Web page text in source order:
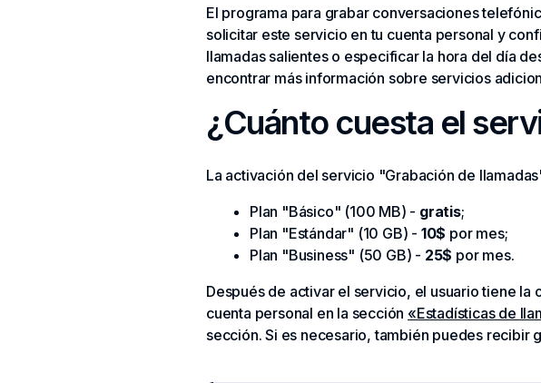
El programa para grabar conversaciones
solicitar este servicio en tu cuenta personal y
llamadas salientes o especificar la hora del día
encontrar más información sobre servicios
¿Cuánto cuesta el
La activación del servicio "Grabación de
Plan "Básico" (100 MB) - gratis;
Plan "Estándar" (10 GB) - 10$ por mes;
Plan "Business" (50 GB) - 25$ por mes.
Después de activar el servicio, el usuario tiene
cuenta personal en la sección «Estadísticas de
sección. Si es necesario, también puedes